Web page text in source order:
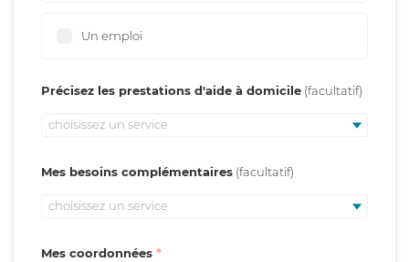
Un emploi
Précisez les prestations d'aide à domicile
choisissez un service
Mes besoins complémentaires
choisissez un service
Mes coordonnées